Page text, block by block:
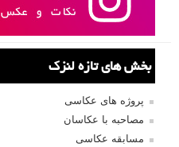
مرا به خاطر بسپار
بازیابی رمز عبور
جستجو یرای: